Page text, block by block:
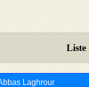
Liste
Laghrour